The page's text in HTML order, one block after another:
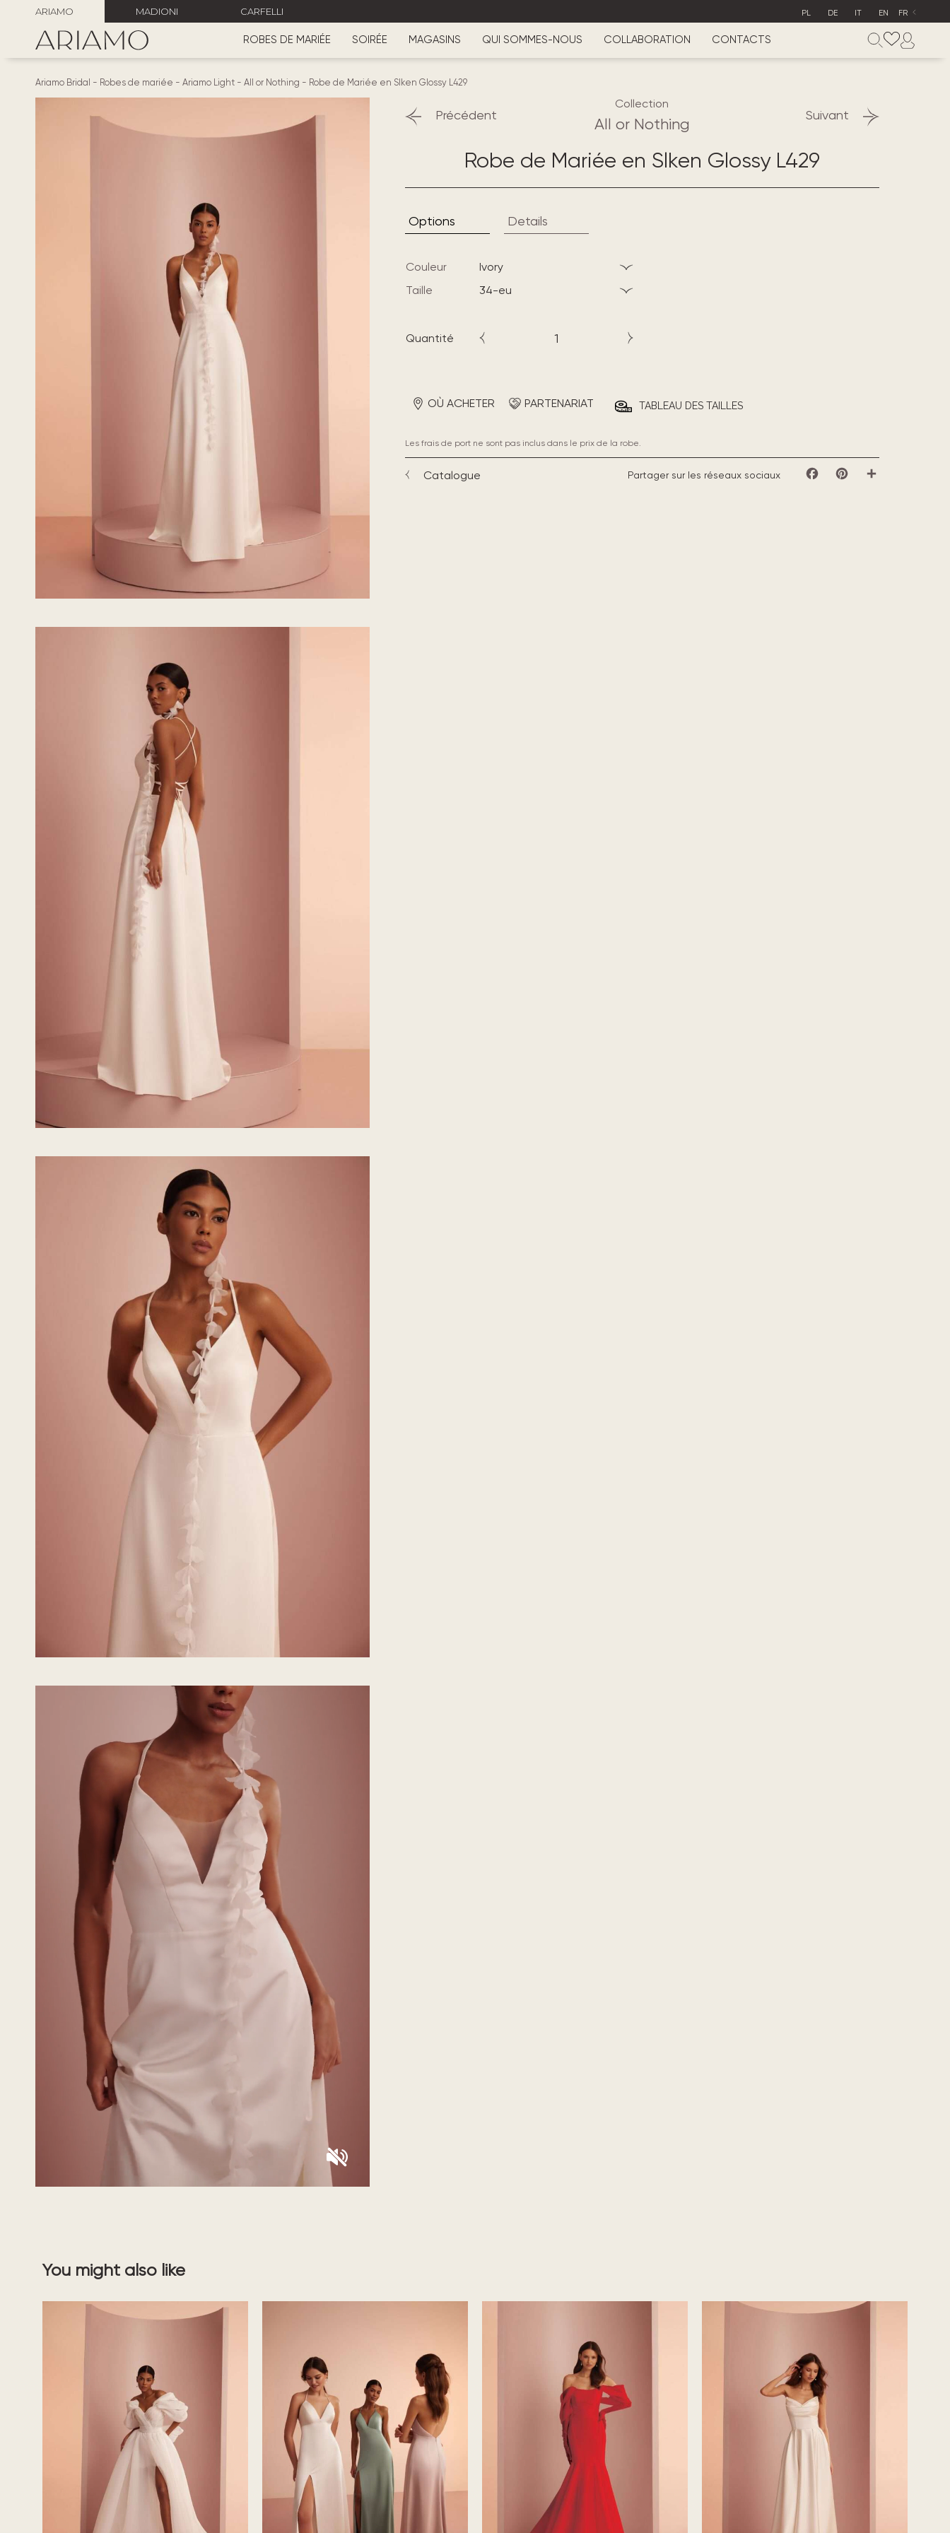
ARIAMO MADIONI CARFELLI PL DE IT EN FR
ROBES DE MARIÉE SOIRÉE MAGASINS QUI SOMMES-NOUS COLLABORATION CONTACTS
Ariamo Bridal - Robes de mariée - Ariamo Light - All or Nothing - Robe de Mariée en Slken Glossy L429
Précédent Suivant
Collection
All or Nothing
Robe de Mariée en Slken Glossy L429
Options Details
Couleur
ivory
Taille
34-eu
Quantité
OÙ ACHETER PARTENARIAT TABLEAU DES TAILLES
Les frais de port ne sont pas inclus dans le prix de la robe.
Catalogue Partager sur les réseaux sociaux
You might also like